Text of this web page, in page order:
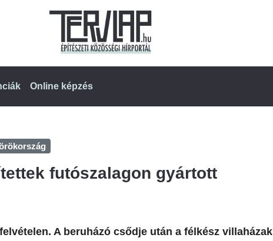
Online képzés
futószalagon gyártott
A beruházó csődje után a félkész villaházak